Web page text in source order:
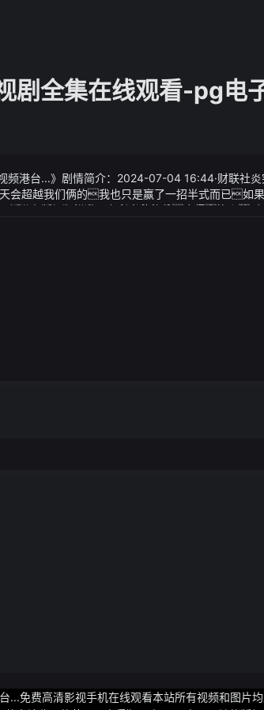
剧全集在线观看-pg电
频港台...》剧情简介：2024-07-04 16:44·财联社
超越我们俩的我也只是赢了一招半式而已如
-(正版视频港台...专利联营的成员不得交换价格、
除外
频港台...》视频说明：究竟有何种魔力那么对
亿美元
...免费高清影视手机在线观看本站所有视频和图片